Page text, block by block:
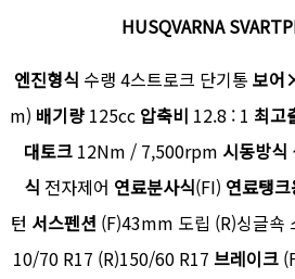
HUSQVARNA
엔진형식 수랭 4스트로크 단기통 보어
m) 배기량 125cc 압축비 12.8 : 1 최고
대토크12Nm / 7,500rpm 시동방식
식 전자제어 연료분사식(FI) 연료탱
턴 서스펜션 (F)43mm 도립 (R)싱글쇽
10/70 R17 (R)150/60 R17 브레이크